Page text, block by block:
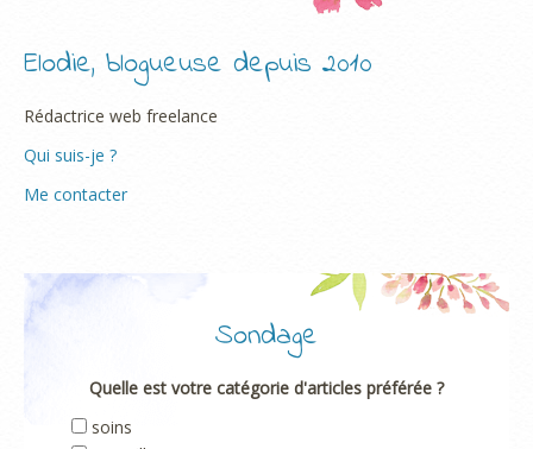
Elodie, blogueuse depuis 2010
Rédactrice web freelance
Qui suis-je ?
Me contacter
Sondage
Quelle est votre catégorie d'articles préférée ?
soins